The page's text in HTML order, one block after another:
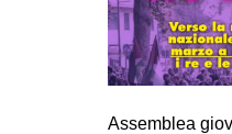
Assemblea